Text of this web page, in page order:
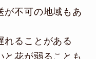
が不可の地域もあ
れることがある
と花が弱ることも